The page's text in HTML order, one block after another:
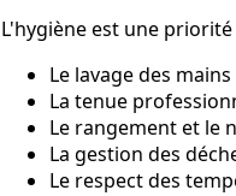
L'hygiène est une
Le lavage des
La tenue
Le rangement et le
La gestion des
Le respect des